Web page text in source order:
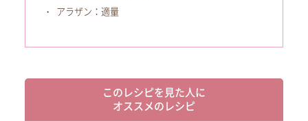
アラザン：適量
このレシピを見た人に
オススメのレシピ